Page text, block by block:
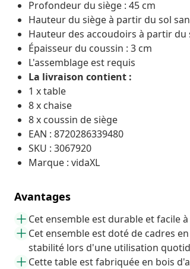
Profondeur du siège : 45 cm
Hauteur du siège à partir du sol
Hauteur des accoudoirs à partir du
Épaisseur du coussin : 3 cm
L'assemblage est requis
La livraison contient :
1 x table
8 x chaise
8 x coussin de siège
EAN : 8720286339480
SKU : 3067920
Marque : vidaXL
Avantages
Cet ensemble est durable et facile
Cet ensemble est doté de cadres
stabilité lors d'une utilisation
Cette table est fabriquée en bois